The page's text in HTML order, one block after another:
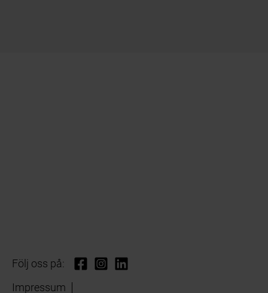
Följ oss på:
Impressum